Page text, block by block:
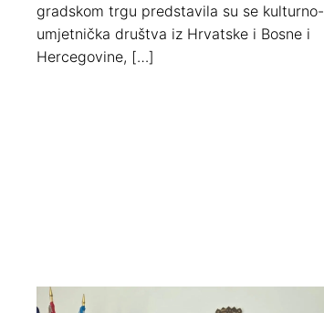
gradskom trgu predstavila su se kulturno-
umjetnička društva iz Hrvatske i Bosne i
Hercegovine, […]